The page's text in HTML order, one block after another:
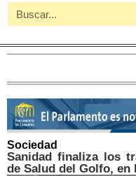
Sociedad
Sanidad finaliza los
de Salud del Golfo, en